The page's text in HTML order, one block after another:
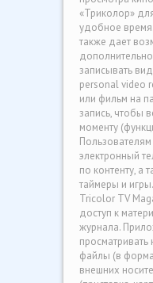
«Триколор»
удобное
также дает
записывать
personal video
или фильм на
запись, чтобы
моменту
электронный
по контенту, а
таймеры и
Tricolor TV
доступ к
журнала.
просматривать
файлы (в
внешних